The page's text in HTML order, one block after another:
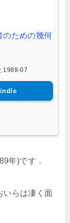
ための幾何
1988-07
年)です．
いらは凄く面